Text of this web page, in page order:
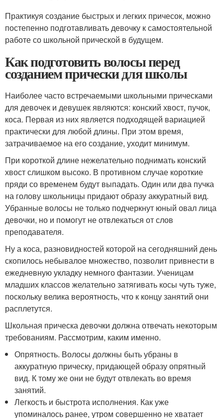
Практикуя создание быстрых и легких причесок, можно
постепенно подготавливать девочку к самостоятельной
работе со школьной прической в будущем.
Как подготовить волосы перед
созданием прически для школы
Наиболее часто встречаемыми школьными прическами
для девочек и девушек являются: конский хвост, пучок,
коса. Первая из них является подходящей вариацией
практически для любой длины. При этом время,
затрачиваемое на его создание, уходит минимум.
При короткой длине нежелательно поднимать конский
хвост слишком высоко. В противном случае короткие
пряди со временем будут выпадать. Один или два пучка
на голову школьницы придают образу аккуратный вид.
Убранные волосы не только подчеркнут юный овал лица
девочки, но и помогут не отвлекаться от слов
преподавателя.
Ну а коса, разновидностей которой на сегодняшний день
скопилось небывалое множество, позволит привнести в
ежедневную укладку немного фантазии. Ученицам
младших классов желательно затягивать косы чуть туже,
поскольку велика вероятность, что к концу занятий они
расплетутся.
Школьная прическа девочки должна отвечать некоторым
требованиям. Рассмотрим, каким именно.
Опрятность. Волосы должны быть убраны в
аккуратную прическу, придающей образу опрятный
вид. К тому же они не будут отвлекать во время
занятий.
Легкость и быстрота исполнения. Как уже
упоминалось ранее, утром совершенно не хватает